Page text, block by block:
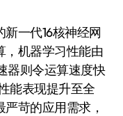
一代16核神经网
，机器学习性能由
器则令运算速度快
能表现提升至全
苛的应用需求，